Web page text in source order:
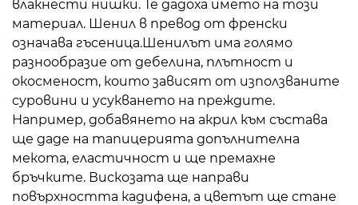
влакнести нишки. Те дадоха името на този
материал. Шенил в превод от френски
означава гъсеница.Шенилът има голямо
разнообразие от дебелина, плътност и
окосменост, които зависят от използваните
суровини и усукването на преждите.
Например, добавянето на акрил към състава
ще даде на тапицерията допълнителна
мекота, еластичност и ще премахне
бръчките. Вискозата ще направи
повърхността кадифена, а цветът ще стане